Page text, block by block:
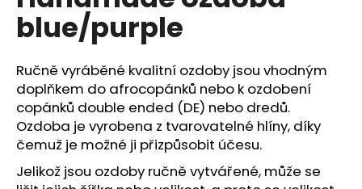
0,0
hvězdiček.
blue/purple
Ručně vyráběné kvalitní ozdoby jsou vhodným
doplňkem do afrocopánků nebo k ozdobení
copánků double ended (DE) nebo dredů.
Ozdoba je vyrobena z tvarovatelné hlíny, díky
čemuž je možné ji přizpůsobit účesu.
Jelikož jsou ozdoby ručně vytvářené, může se
a
j
í
t
?